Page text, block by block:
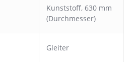
Kunststoff, 630 mm
(Durchmesser)
Gleiter